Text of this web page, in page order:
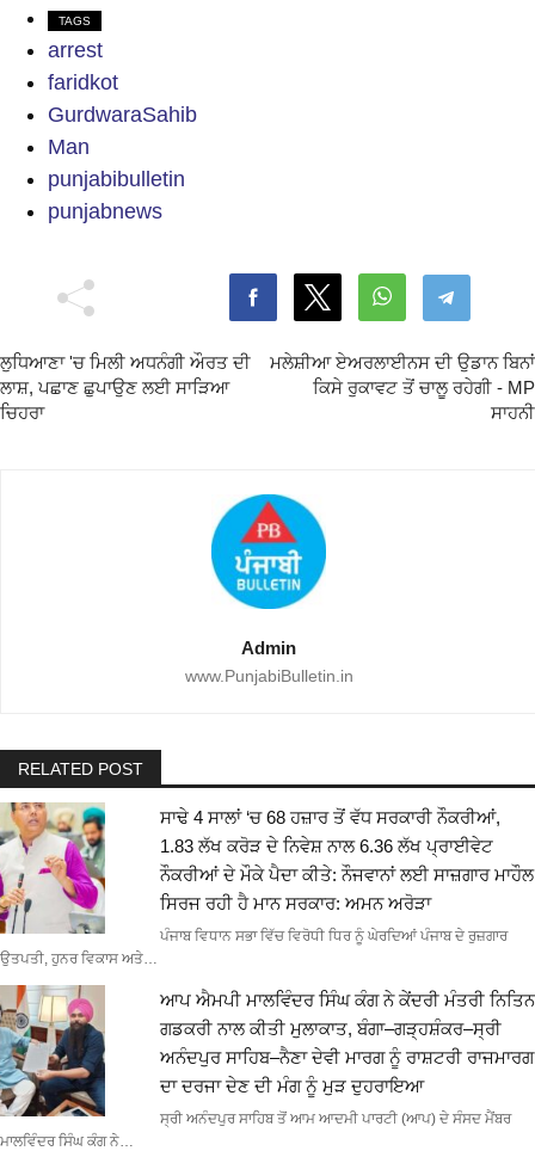
TAGS
arrest
faridkot
GurdwaraSahib
Man
punjabibulletin
punjabnews
ਲੁਧਿਆਣਾ 'ਚ ਮਿਲੀ ਅਧਨੰਗੀ ਔਰਤ ਦੀ
ਲਾਸ਼, ਪਛਾਣ ਛੁਪਾਉਣ ਲਈ ਸਾੜਿਆ
ਚਿਹਰਾ
ਮਲੇਸ਼ੀਆ ਏਅਰਲਾਈਨਸ ਦੀ ਉਡਾਨ ਬਿਨਾਂ
ਕਿਸੇ ਰੁਕਾਵਟ ਤੋਂ ਚਾਲੂ ਰਹੇਗੀ - MP
ਸਾਹਨੀ
Admin
www.PunjabiBulletin.in
RELATED POST
ਸਾਢੇ 4 ਸਾਲਾਂ ‘ਚ 68 ਹਜ਼ਾਰ ਤੋਂ ਵੱਧ ਸਰਕਾਰੀ ਨੌਕਰੀਆਂ,
1.83 ਲੱਖ ਕਰੋੜ ਦੇ ਨਿਵੇਸ਼ ਨਾਲ 6.36 ਲੱਖ ਪ੍ਰਾਈਵੇਟ
ਨੌਕਰੀਆਂ ਦੇ ਮੌਕੇ ਪੈਦਾ ਕੀਤੇ: ਨੌਜਵਾਨਾਂ ਲਈ ਸਾਜ਼ਗਾਰ ਮਾਹੌਲ
ਸਿਰਜ ਰਹੀ ਹੈ ਮਾਨ ਸਰਕਾਰ: ਅਮਨ ਅਰੋੜਾ
ਪੰਜਾਬ ਵਿਧਾਨ ਸਭਾ ਵਿੱਚ ਵਿਰੋਧੀ ਧਿਰ ਨੂੰ ਘੇਰਦਿਆਂ ਪੰਜਾਬ ਦੇ ਰੁਜ਼ਗਾਰ
ਉਤਪਤੀ, ਹੁਨਰ ਵਿਕਾਸ ਅਤੇ…
ਆਪ ਐਮਪੀ ਮਾਲਵਿੰਦਰ ਸਿੰਘ ਕੰਗ ਨੇ ਕੇਂਦਰੀ ਮੰਤਰੀ ਨਿਤਿਨ
ਗਡਕਰੀ ਨਾਲ ਕੀਤੀ ਮੁਲਾਕਾਤ, ਬੰਗਾ–ਗੜ੍ਹਸ਼ੰਕਰ–ਸ੍ਰੀ
ਅਨੰਦਪੁਰ ਸਾਹਿਬ–ਨੈਣਾ ਦੇਵੀ ਮਾਰਗ ਨੂੰ ਰਾਸ਼ਟਰੀ ਰਾਜਮਾਰਗ
ਦਾ ਦਰਜਾ ਦੇਣ ਦੀ ਮੰਗ ਨੂੰ ਮੁੜ ਦੁਹਰਾਇਆ
ਸ੍ਰੀ ਅਨੰਦਪੁਰ ਸਾਹਿਬ ਤੋਂ ਆਮ ਆਦਮੀ ਪਾਰਟੀ (ਆਪ) ਦੇ ਸੰਸਦ ਮੈਂਬਰ
ਮਾਲਵਿੰਦਰ ਸਿੰਘ ਕੰਗ ਨੇ…